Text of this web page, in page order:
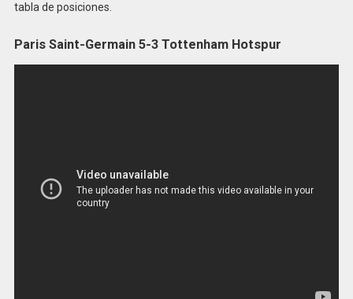
tabla de posiciones.
Paris Saint-Germain 5-3 Tottenham Hotspur